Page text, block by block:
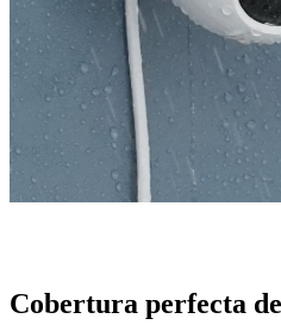
Cobertura perfecta